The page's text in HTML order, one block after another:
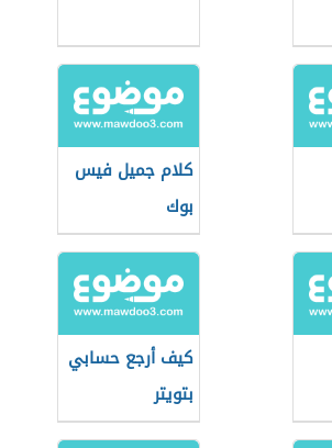
كلام جميل فيس
بوك
كيف أرجع حسابي
بتويتر